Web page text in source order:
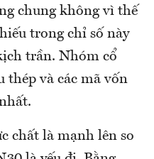
chung không vì thế
trong chỉ số này
trần. Nhóm cổ
thép và các mã vốn
chất là mạnh lên so